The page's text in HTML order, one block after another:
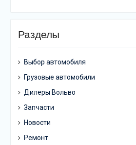
Разделы
Выбор автомобиля
Грузовые автомобили
Дилеры Вольво
Запчасти
Новости
Ремонт